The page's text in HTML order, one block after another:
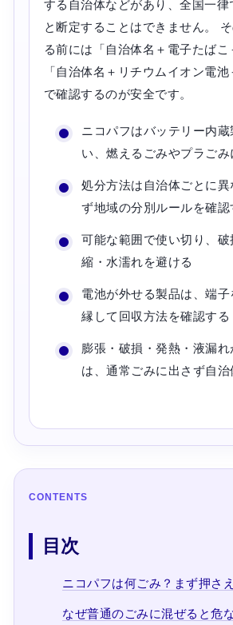
する自治体などがあり、全国一律
と断定することはできません。
る前には「自治体名＋電子たばこ
「自治体名＋リチウムイオン電
で確認するのが安全です。
ニコパフはバッテリー内蔵
い、燃えるごみやプラごみ
処分方法は自治体ごとに
ず地域の分別ルールを確認
可能な範囲で使い切り、
縮・水濡れを避ける
電池が外せる製品は、端子
縁して回収方法を確認する
膨張・破損・発熱・液漏れ
は、通常ごみに出さず自治
CONTENTS
目次
ニコパフは何ごみ？まず押さ
なぜ普通のごみに混ぜると危